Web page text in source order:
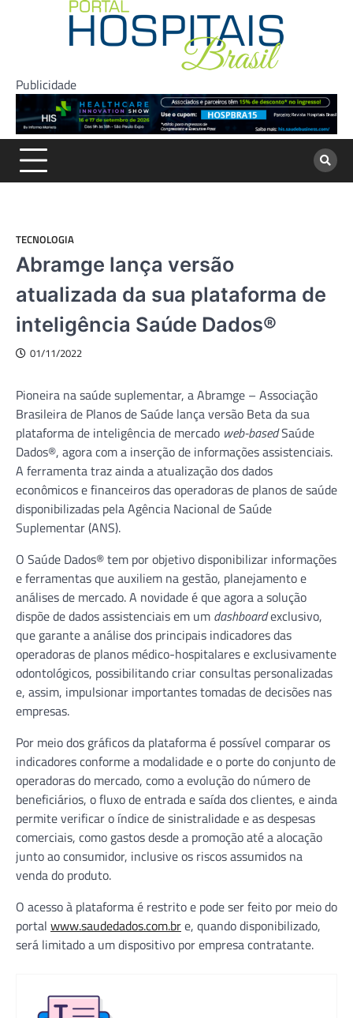
Publicidade
TECNOLOGIA
Abramge lança versão
atualizada da sua plataforma de
inteligência Saúde Dados®
01/11/2022
Pioneira na saúde suplementar, aAbramge – Associação
Brasileira de Planos de Saúde lança versão Beta da sua
plataforma de inteligência de mercado web-basedSaúde
Dados®, agora com a inserção de informações assistenciais.
A ferramenta traz ainda a atualização dos dados
econômicos e financeiros das operadoras de planos de saúde
disponibilizadas pela Agência Nacional de Saúde
Suplementar (ANS).
O Saúde Dados® tem por objetivo disponibilizar informações
e ferramentas que auxiliem na gestão, planejamento e
análises de mercado. A novidade é que agora a solução
dispõe de dados assistenciais em um dashboardexclusivo,
que garante a análise dos principais indicadores das
operadoras de planos médico-hospitalares e exclusivamente
odontológicos, possibilitando criar consultas personalizadas
e, assim, impulsionar importantes tomadas de decisões nas
empresas.
Por meio dos gráficos da plataforma é possível comparar os
indicadores conforme a modalidade e o porte do conjunto de
operadoras do mercado, como a evolução do número de
beneficiários, o fluxo de entrada e saída dos clientes, e ainda
permite verificar o índice de sinistralidade e as despesas
comerciais, como gastos desde a promoção até a alocação
junto ao consumidor, inclusive os riscos assumidos na
venda do produto.
O acesso à plataforma é restrito e pode ser feito por meio do
portal www.saudedados.com.bre, quando disponibilizado,
será limitado a um dispositivo por empresa contratante.